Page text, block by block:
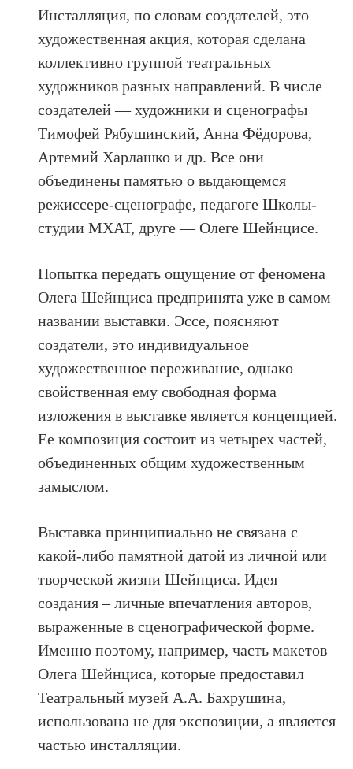
Инсталляция, по словам создателей, это
художественная акция, которая сделана
коллективно группой театральных
художников разных направлений. В числе
создателей — художники и сценографы
Тимофей Рябушинский, Анна Фёдорова,
Артемий Харлашко и др. Все они
объединены памятью о выдающемся
режиссере-сценографе, педагоге Школы-
студии МХАТ, друге — Олеге Шейнцисе.
Попытка передать ощущение от феномена
Олега Шейнциса предпринята уже в самом
названии выставки. Эссе, поясняют
создатели, это индивидуальное
художественное переживание, однако
свойственная ему свободная форма
изложения в выставке является концепцией.
Ее композиция состоит из четырех частей,
объединенных общим художественным
замыслом.
Выставка принципиально не связана с
какой-либо памятной датой из личной или
творческой жизни Шейнциса. Идея
создания – личные впечатления авторов,
выраженные в сценографической форме.
Именно поэтому, например, часть макетов
Олега Шейнциса, которые предоставил
Театральный музей А.А. Бахрушина,
использована не для экспозиции, а является
частью инсталляции.